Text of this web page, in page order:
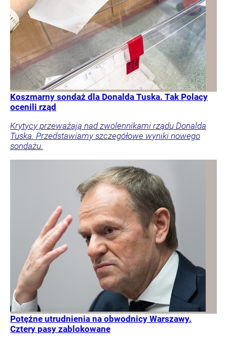
Koszmarny sondaż dla Donalda Tuska. Tak Polacy
ocenili rząd
Krytycy przeważają nad zwolennikami rządu Donalda
Tuska. Przedstawiamy szczegółowe wyniki nowego
sondażu.
Potężne utrudnienia na obwodnicy Warszawy.
Cztery pasy zablokowane